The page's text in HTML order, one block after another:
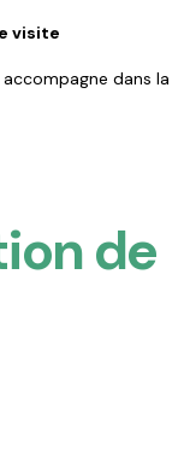
visite
dans la
de